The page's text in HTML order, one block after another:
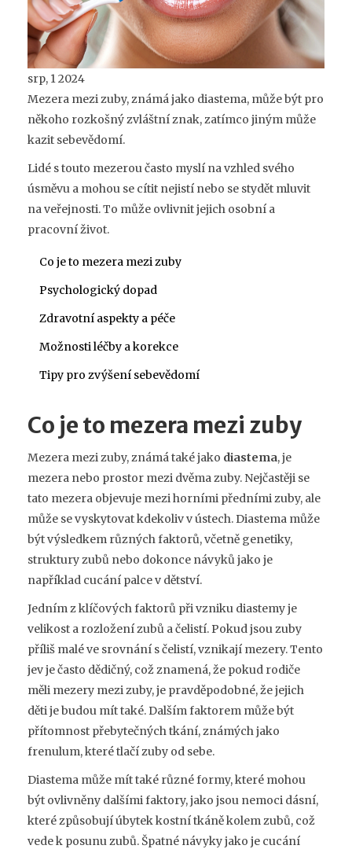
srp, 1 2024
Mezera mezi zuby, známá jako diastema, může být pro
někoho rozkošný zvláštní znak, zatímco jiným může
kazit sebevědomí.
Lidé s touto mezerou často myslí na vzhled svého
úsměvu a mohou se cítit nejistí nebo se stydět mluvit
na veřejnosti. To může ovlivnit jejich osobní a
pracovní život.
Co je to mezera mezi zuby
Psychologický dopad
Zdravotní aspekty a péče
Možnosti léčby a korekce
Tipy pro zvýšení sebevědomí
Co je to mezera mezi zuby
Mezera mezi zuby, známá také jako diastema, je
mezera nebo prostor mezi dvěma zuby. Nejčastěji se
tato mezera objevuje mezi horními předními zuby, ale
může se vyskytovat kdekoliv v ústech. Diastema může
být výsledkem různých faktorů, včetně genetiky,
struktury zubů nebo dokonce návyků jako je
například cucání palce v dětství.
Jedním z klíčových faktorů při vzniku diastemy je
velikost a rozložení zubů a čelistí. Pokud jsou zuby
příliš malé ve srovnání s čelistí, vznikají mezery. Tento
jev je často dědičný, což znamená, že pokud rodiče
měli mezery mezi zuby, je pravděpodobné, že jejich
děti je budou mít také. Dalším faktorem může být
přítomnost přebytečných tkání, známých jako
frenulum, které tlačí zuby od sebe.
Diastema může mít také různé formy, které mohou
být ovlivněny dalšími faktory, jako jsou nemoci dásní,
které způsobují úbytek kostní tkáně kolem zubů, což
vede k posunu zubů. Špatné návyky jako je cucání